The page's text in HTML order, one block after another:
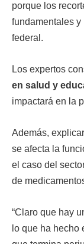
porque los
fundamentales
federal.
Los expertos
en salud y
impactará en la
Además,
se afecta la
el caso del
de
“Claro que hay
lo que ha hecho